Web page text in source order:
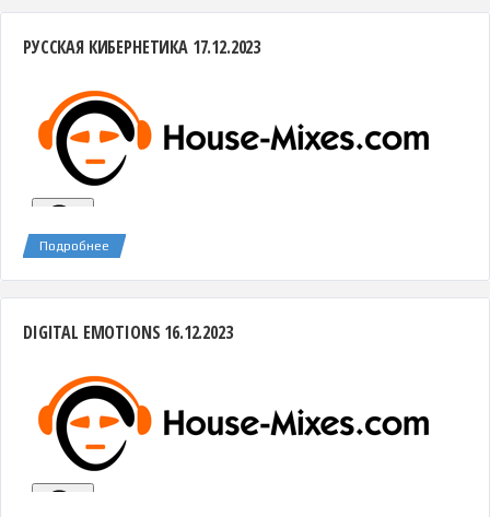
РУССКАЯ КИБЕРНЕТИКА 17.12.2023
Подробнее
DIGITAL EMOTIONS 16.12.2023